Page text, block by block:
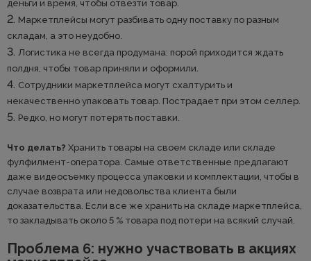
деньги и время, чтобы отвезти товар.
Маркетплейсы могут разбивать одну поставку по разным
складам, а это неудобно.
Логистика не всегда продумана: порой приходится ждать
полдня, чтобы товар приняли и оформили.
Сотрудники маркетплейса могут схалтурить и
некачественно упаковать товар. Пострадает при этом селлер.
Редко, но могут потерять поставки.
Что делать? Хранить товары на своем складе или складе
фулфилмент-оператора. Самые ответственные предлагают
даже видеосъемку процесса упаковки и комплектации, чтобы в
случае возврата или недовольства клиента были
доказательства. Если все же хранить на складе маркетплейса,
то закладывать около 5 % товара под потери на всякий случай.
Проблема 6: нужно участвовать в акциях